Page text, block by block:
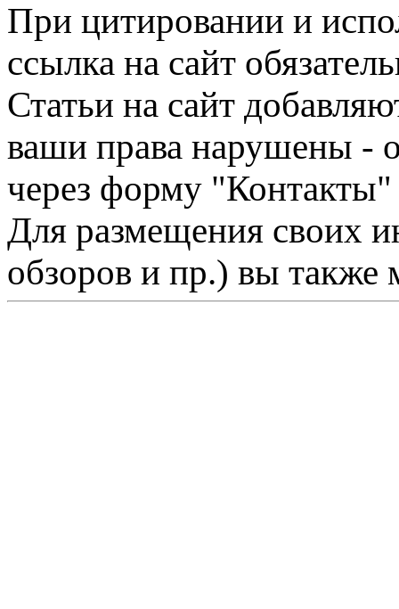
При цитировании и
ссылка на сайт
Статьи на сайт
ваши права нарушены -
через форму "Контакты"
Для размещения своих
обзоров и пр.) вы также